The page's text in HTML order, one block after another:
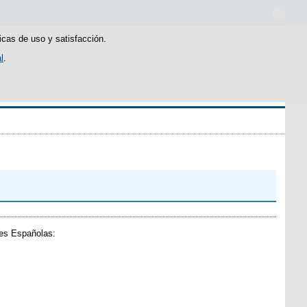
de uso y satisfacción.
Españolas: